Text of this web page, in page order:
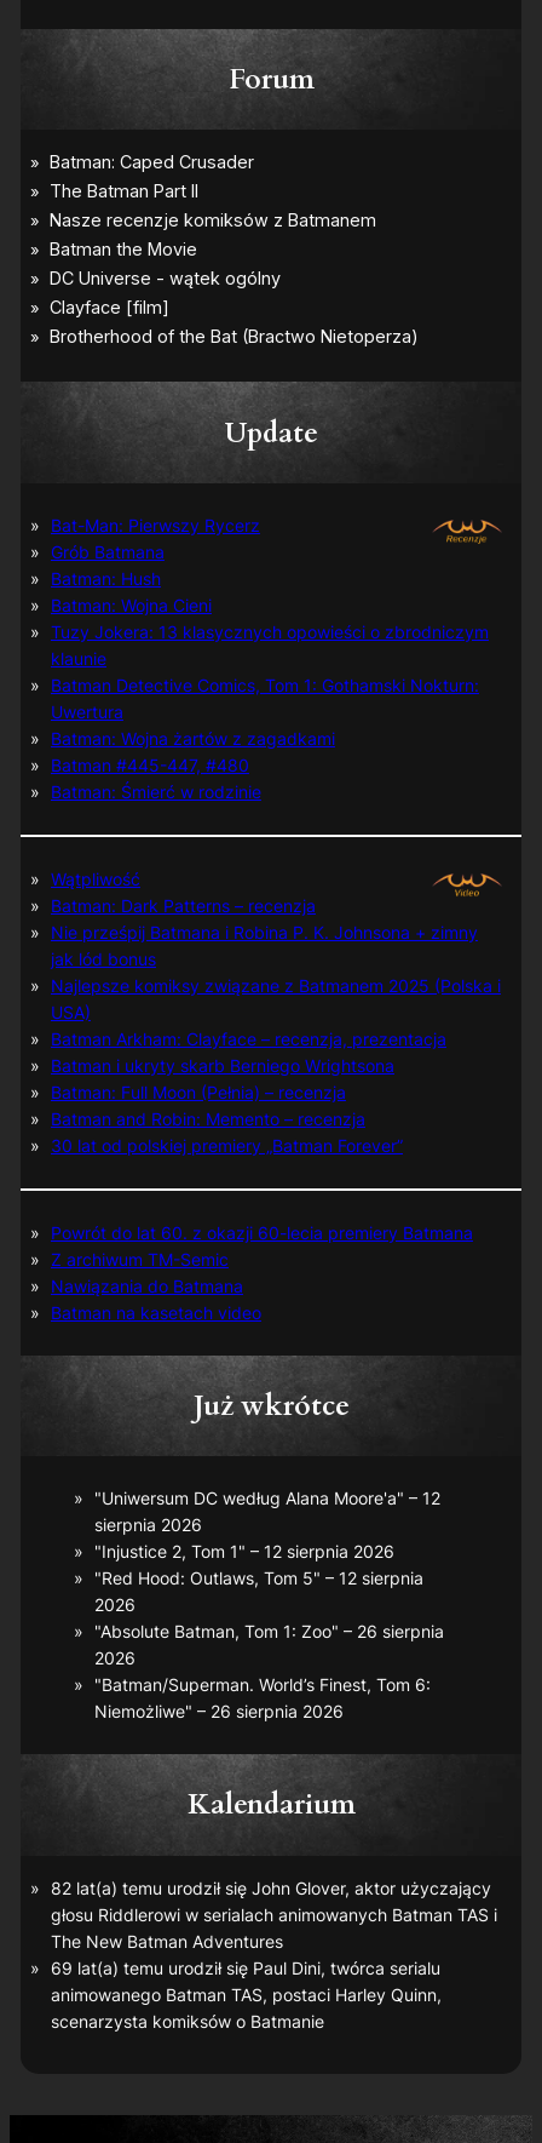
Forum
Update
Bat-Man: Pierwszy Rycerz
Grób Batmana
Batman: Hush
Batman: Wojna Cieni
Tuzy Jokera: 13 klasycznych opowieści o zbrodniczym
klaunie
Batman Detective Comics, Tom 1: Gothamski Nokturn:
Uwertura
Batman: Wojna żartów z zagadkami
Batman #445-447, #480
Batman: Śmierć w rodzinie
Wątpliwość
Batman: Dark Patterns – recenzja
Nie prześpij Batmana i Robina P. K. Johnsona + zimny
jak lód bonus
Najlepsze komiksy związane z Batmanem 2025 (Polska i
USA)
Batman Arkham: Clayface – recenzja, prezentacja
Batman i ukryty skarb Berniego Wrightsona
Batman: Full Moon (Pełnia) – recenzja
Batman and Robin: Memento – recenzja
30 lat od polskiej premiery „Batman Forever”
Powrót do lat 60. z okazji 60-lecia premiery Batmana
Z archiwum TM-Semic
Nawiązania do Batmana
Batman na kasetach video
Już wkrótce
"Uniwersum DC według Alana Moore'a" – 12
sierpnia 2026
"Injustice 2, Tom 1" – 12 sierpnia 2026
"Red Hood: Outlaws, Tom 5" – 12 sierpnia
2026
"Absolute Batman, Tom 1: Zoo" – 26 sierpnia
2026
"Batman/Superman. World’s Finest, Tom 6:
Niemożliwe" – 26 sierpnia 2026
Kalendarium
82 lat(a) temu urodził się John Glover, aktor użyczający
głosu Riddlerowi w serialach animowanych Batman TAS i
The New Batman Adventures
69 lat(a) temu urodził się Paul Dini, twórca serialu
animowanego Batman TAS, postaci Harley Quinn,
scenarzysta komiksów o Batmanie